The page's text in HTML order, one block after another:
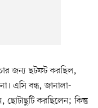
জন্য ছটফট করছিল,
এসি বন্ধ, জানালা-
ছোটাছুটি করছিলেন; কিন্তু